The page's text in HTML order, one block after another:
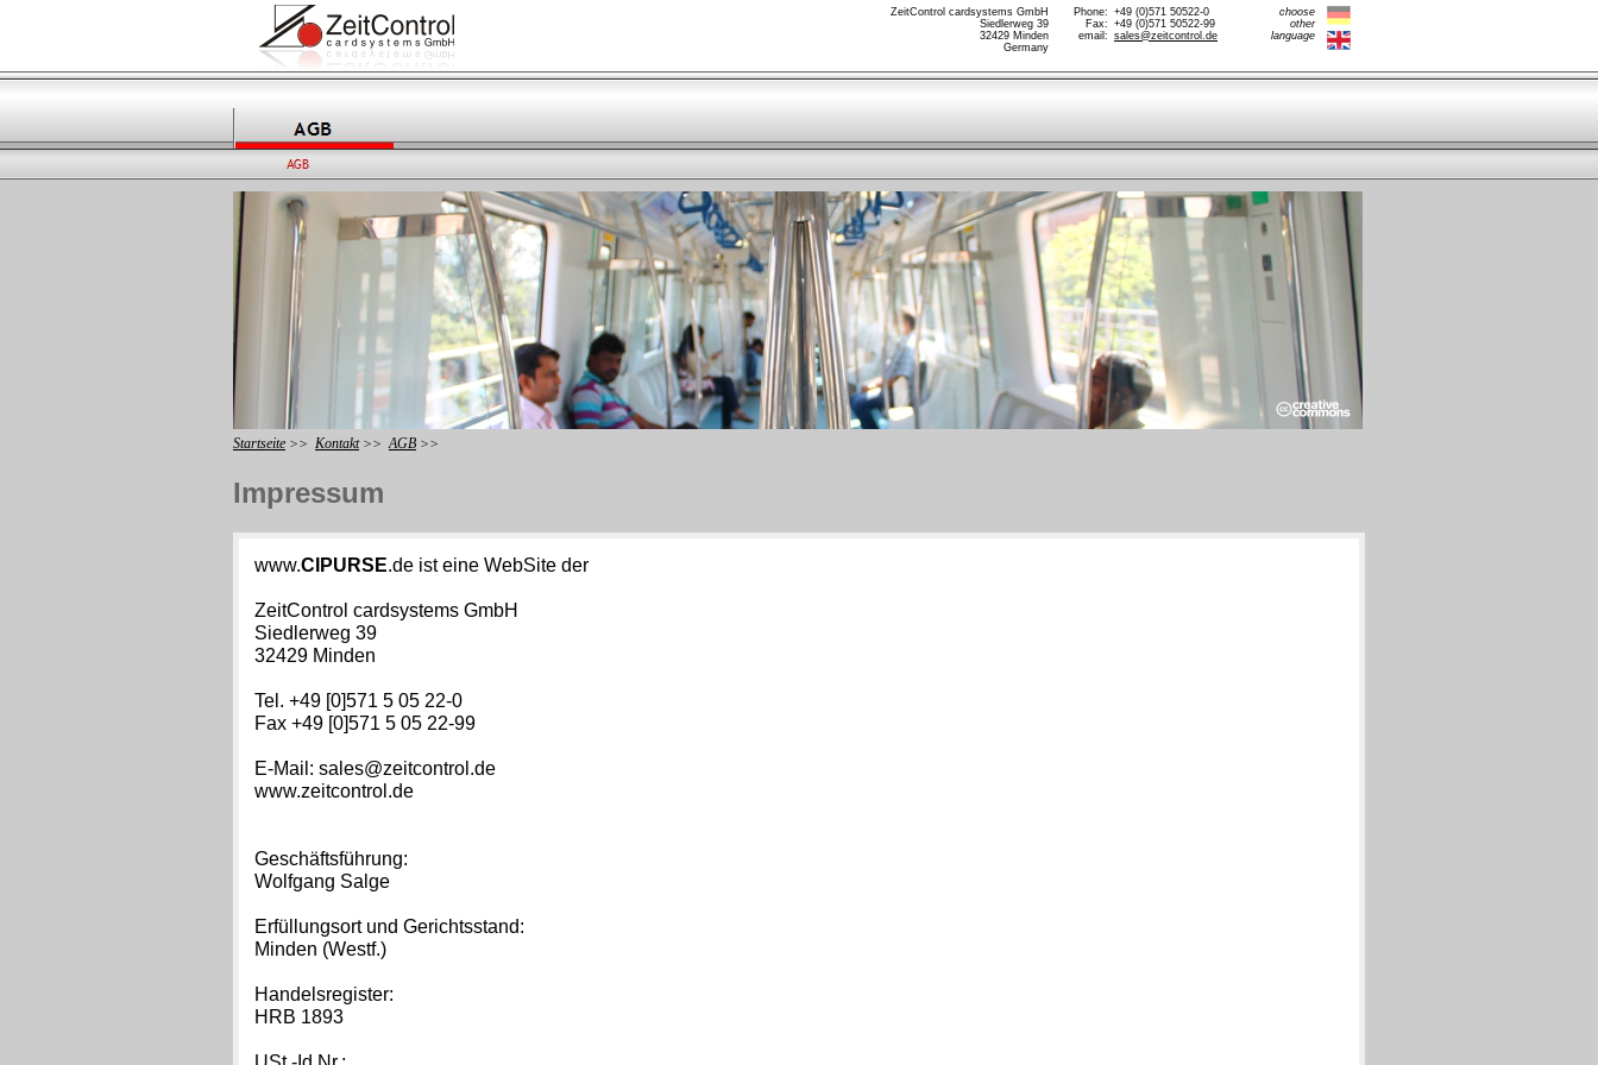
ZeitControl cardsystems GmbH
Siedlerweg 39
32429 Minden
Germany
Phone:
Fax:
email:
+49 (0)571 50522-0
+49 (0)571 50522-99
sales@zeitcontrol.de
choose
other
language
Startseite >> Kontakt>>AGB >>
Impressum
www.CIPURSE.de ist eine WebSite der
ZeitControl cardsystems GmbH
Siedlerweg 39
32429 Minden
Tel. +49 [0]571 5 05 22-0
Fax +49 [0]571 5 05 22-99
E-Mail: sales@zeitcontrol.de
www.zeitcontrol.de
Geschäftsführung:
Wolfgang Salge
Erfüllungsort und Gerichtsstand:
Minden (Westf.)
Handelsregister:
HRB 1893